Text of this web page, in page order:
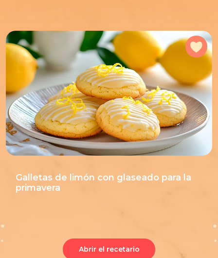
Galletas de limón con glaseado para la
primavera
Abrir el recetario